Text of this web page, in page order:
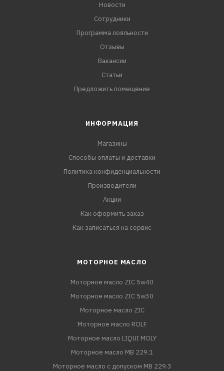
Новости
Сотрудники
Программа лояльности
Отзывы
Вакансии
Статьи
Предложить помещение
ИНФОРМАЦИЯ
Магазины
Способы оплаты и доставки
Политика конфиденциальности
Производители
Акции
Как оформить заказ
Как записаться на сервис
МОТОРНОЕ МАСЛО
Моторное масло ZIC 5w40
Моторное масло ZIC 5w30
Моторное масло ZIC
Моторное масло ROLF
Моторное масло LIQUI MOLY
Моторное масло MB 229.1
Моторное масло с допуском MB 229.3